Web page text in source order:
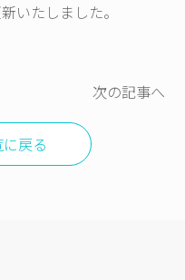
いたしました。
次の記事へ
戻る